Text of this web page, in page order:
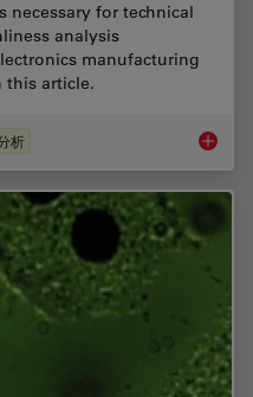
necessary for technical
analysis
manufacturing
this article.
析 Key